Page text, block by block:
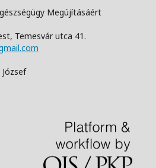
Megújításáért
Temesvár utca 41.